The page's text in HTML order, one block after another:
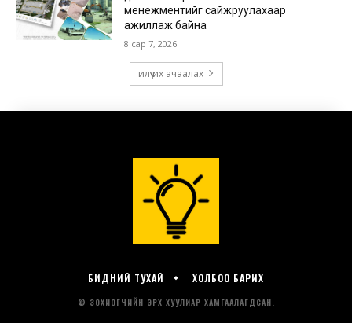
БИДНИЙ ТУХАЙ ХОЛБОО БАРИХ
© ЗОХИОГЧИЙН ЭРХ ХУУЛИАР ХАМГААЛАГДСАН.